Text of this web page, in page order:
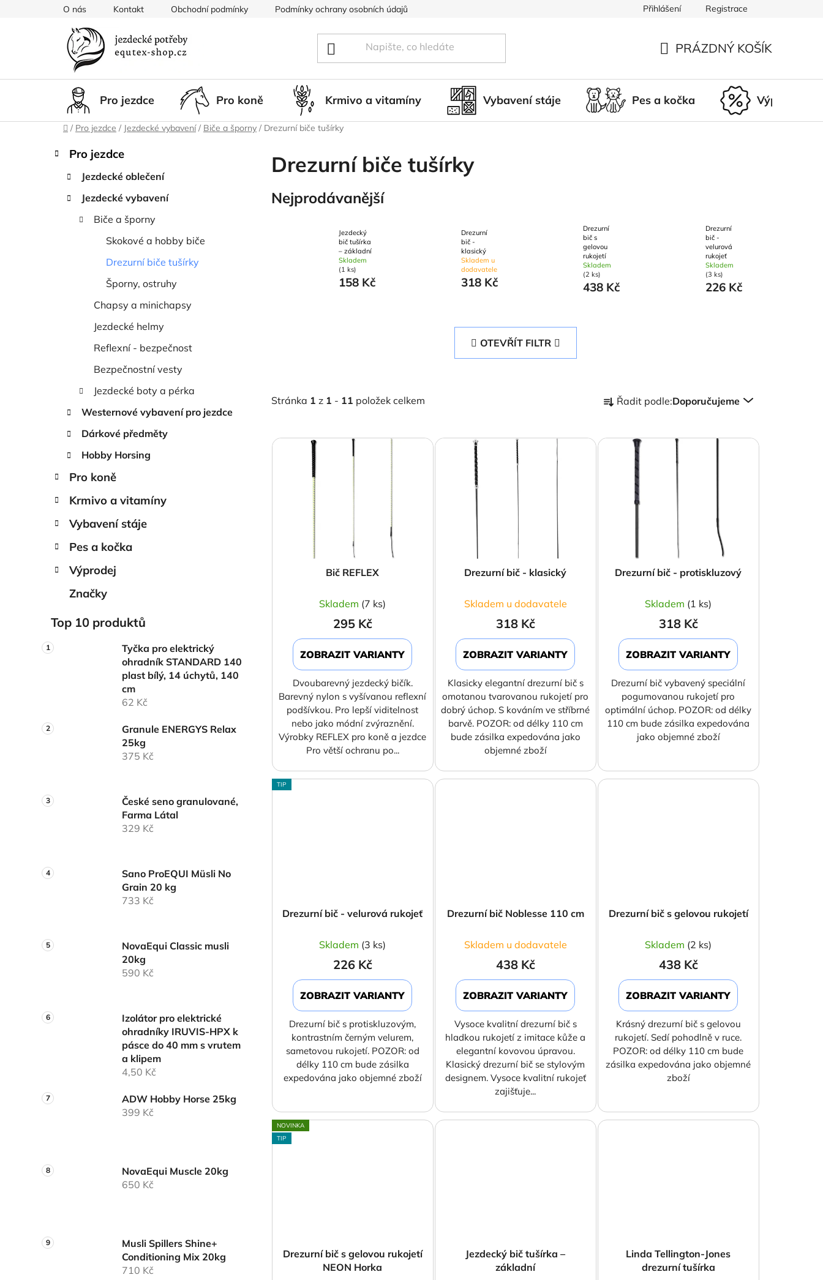
O nás Kontakt Obchodní podmínky Podmínky ochrany osobních údajů Doprava a platba Nepřevzetí zásilky
Přihlášení Registrace
KOŠÍK
PRÁZDNÝ KOŠÍK
Pro jezdce Pro koně Krmivo a vitamíny Vybavení stáje Pes a kočka Výprodej
Domů
/ Pro jezdce / Jezdecké vybavení / Biče a šporny / Drezurní biče tušírky
PPřeskočit
kategorie
K
a
Pro jezdce
Jezdecké oblečení
Jezdecké vybavení
Biče a šporny
Skokové a hobby biče
Drezurní biče tušírky
Šporny, ostruhy
Chapsy a minichapsy
Jezdecké helmy
Reflexní - bezpečnost
Bezpečnostní vesty
Jezdecké boty a pérka
Westernové vybavení pro jezdce
Dárkové předměty
Hobby Horsing
Pro koně
Krmivo a vitamíny
Vybavení stáje
Pes a kočka
Výprodej
Značky
Top 10 produktů
Tyčka pro elektrický
ohradník STANDARD 140
plast bílý, 14 úchytů, 140
cm
62 Kč
Granule ENERGYS Relax
25kg
375 Kč
České seno granulované,
Farma Látal
329 Kč
Sano ProEQUI Müsli No
Grain 20 kg
733 Kč
NovaEqui Classic musli
20kg
590 Kč
Izolátor pro elektrické
ohradníky IRUVIS-HPX k
pásce do 40 mm s vrutem
a klipem
4,50 Kč
ADW Hobby Horse 25kg
399 Kč
NovaEqui Muscle 20kg
650 Kč
Musli Spillers Shine+
Conditioning Mix 20kg
710 Kč
Drezurní biče tušírky
Nejprodávanější
Jezdecký
bič tušírka
– základní
Skladem
(1 ks)
158 Kč
Drezurní
bič -
klasický
Skladem u
dodavatele
318 Kč
Drezurní
bič s
gelovou
rukojetí
Skladem
(2 ks)
438 Kč
Drezurní
bič -
velurová
rukojeť
Skladem
(3 ks)
226 Kč
OTEVŘÍT FILTR
Stránka 1 z 1 - 11 položek celkem
a
e
Řadit podle:Doporučujeme
V
Bič REFLEX
Skladem (7 ks)
295 Kč
ZOBRAZIT VARIANTY
Dvoubarevný jezdecký bičík.
Barevný nylon s vyšívanou reflexní
podšívkou. Pro lepší viditelnost
nebo jako módní zvýraznění.
Výrobky REFLEX pro koně a jezdce
Pro větší ochranu po...
Drezurní bič - klasický
Skladem u dodavatele
318 Kč
ZOBRAZIT VARIANTY
Klasicky elegantní drezurní bič s
omotanou tvarovanou rukojetí pro
dobrý úchop. S kováním ve stříbrné
barvě. POZOR: od délky 110 cm
bude zásilka expedována jako
objemné zboží
Drezurní bič - protiskluzový
Skladem (1 ks)
318 Kč
ZOBRAZIT VARIANTY
Drezurní bič vybavený speciální
pogumovanou rukojetí pro
optimální úchop. POZOR: od délky
110 cm bude zásilka expedována
jako objemné zboží
TIP
Drezurní bič - velurová rukojeť
Skladem (3 ks)
226 Kč
ZOBRAZIT VARIANTY
Drezurní bič s protiskluzovým,
kontrastním černým velurem,
sametovou rukojetí. POZOR: od
délky 110 cm bude zásilka
expedována jako objemné zboží
Drezurní bič Noblesse 110 cm
Skladem u dodavatele
438 Kč
ZOBRAZIT VARIANTY
Vysoce kvalitní drezurní bič s
hladkou rukojetí z imitace kůže a
elegantní kovovou úpravou.
Klasický drezurní bič se stylovým
designem. Vysoce kvalitní rukojeť
zajišťuje...
Drezurní bič s gelovou rukojetí
Skladem (2 ks)
438 Kč
ZOBRAZIT VARIANTY
Krásný drezurní bič s gelovou
rukojetí. Sedí pohodlně v ruce.
POZOR: od délky 110 cm bude
zásilka expedována jako objemné
zboží
NOVINKA
TIP
Drezurní bič s gelovou rukojetí
NEON Horka
Jezdecký bič tušírka –
základní
Linda Tellington-Jones
drezurní tušírka